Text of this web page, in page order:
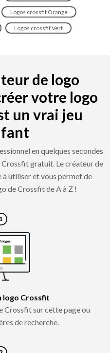
Logos crossfit Orange
Logos crossfit Vert
de logo
votre logo
un vrai jeu
en quelques secondes
gratuit. Le créateur de
utiliser et vous permet de
de Crossfit de A à Z !
logo Crossfit
Crossfit sur cette page ou
de recherche.